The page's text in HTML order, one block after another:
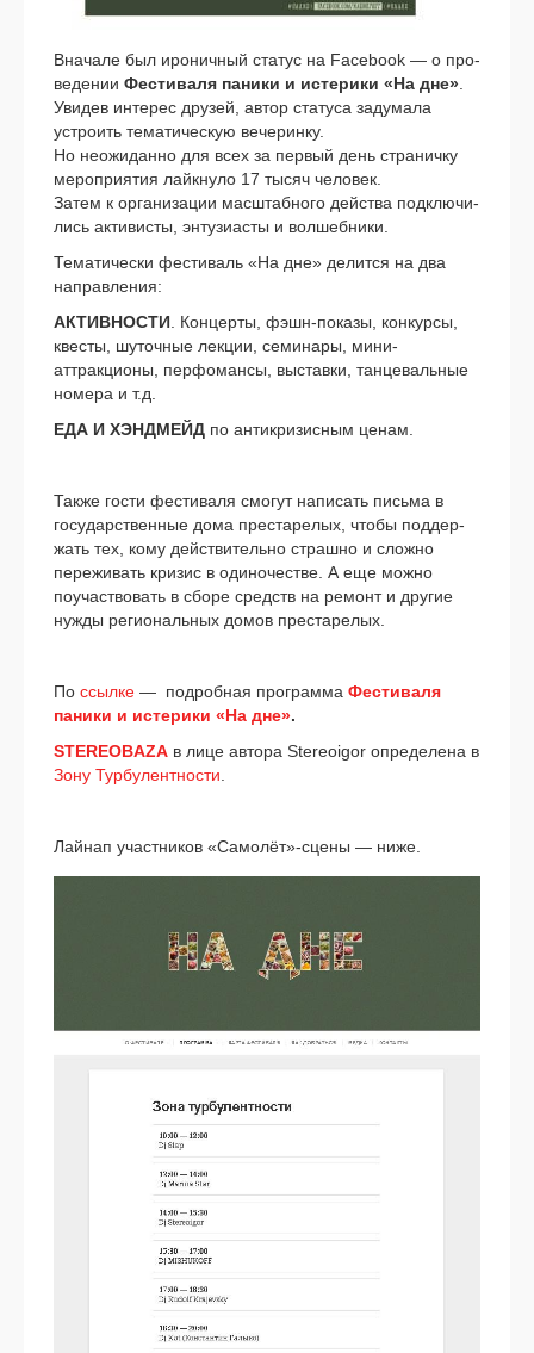
Вначале был иро­нич­ный ста­тус на Facebook — о про­
ве­де­нии Фестиваля пани­ки и исте­ри­ки «На дне»
Увидев инте­рес дру­зей, автор ста­ту­са заду­ма­ла
устро­ить тема­ти­че­скую вече­рин­ку.
Но неожи­дан­но для всех за пер­вый день стра­нич­ку
меро­при­я­тия лайк­ну­ло 17 тысяч чело­век.
Затем к орга­ни­за­ции мас­штаб­но­го дей­ства под­клю­чи­
лись акти­ви­сты, энту­зи­а­сты и вол­шеб­ни­ки.
Тематически фести­валь «На дне» делит­ся на два
направ­ле­ния:
АКТИВНОСТИ . Концерты, фэшн-показы, кон­кур­сы,
кве­сты, шуточ­ные лек­ции, семи­на­ры, мини-
аттракционы, пер­фо­ман­сы, выстав­ки, тан­це­валь­ные
номе­ра и т.д.
ЕДА И ХЭНДМЕЙД по анти­кри­зис­ным ценам.
Также гости фести­ва­ля смо­гут напи­сать пись­ма в
госу­дар­ствен­ные дома пре­ста­ре­лых, что­бы под­дер­
жать тех, кому дей­стви­тель­но страш­но и слож­но
пере­жи­вать кри­зис в оди­но­че­стве. А еще мож­но
поучаст­во­вать в сбо­ре средств на ремонт и дру­гие
нуж­ды реги­о­наль­ных домов пре­ста­ре­лых.
По ссыл­ке — подроб­ная про­грам­ма Фестиваля
пани­ки и исте­ри­ки «На дне».
STEREOBAZA в лице авто­ра Stereoigor опре­де­ле­на в
Зону Турбулентности
Лайнап участ­ни­ков «Самолёт»-сцены — ниже.